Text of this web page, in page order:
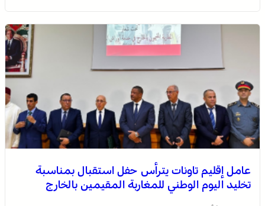
عامل إقليم تاونات يترأس حفل استقبال بمناسبة
تخليد اليوم الوطني للمغاربة المقيمين بالخارج
خنيفرة .. لقاء تواصلي بمناسبة الاحتفال باليوم الوطني
للمغاربة المقيمين بالخارج
عامل إقليم الفقيه بن صالح يترأس الاحتفال باليوم الوطني